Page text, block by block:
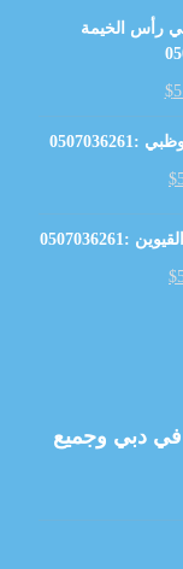
رأس الخيمة
$
$
$
دبي وجميع